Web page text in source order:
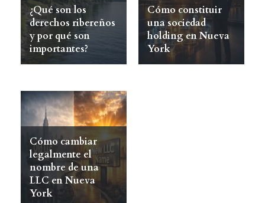
¿Qué son los
derechos ribereños
y por qué son
importantes?
Cómo constituir
una sociedad
holding en Nueva
York
Cómo cambiar
legalmente el
nombre de una
LLC en Nueva
York